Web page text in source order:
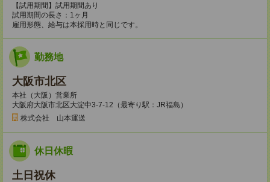
【試用期間】試用期間あり
試用期間の長さ：1ヶ月
雇用形態、給与は本採用時と同じです。
勤務地
大阪市北区
本社（大阪）営業所
大阪府大阪市北区大淀中3-7-12（最寄り駅：JR福島）
株式会社 山本運送
休日休暇
土日祝休